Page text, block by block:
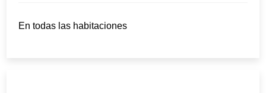
En todas las habitaciones